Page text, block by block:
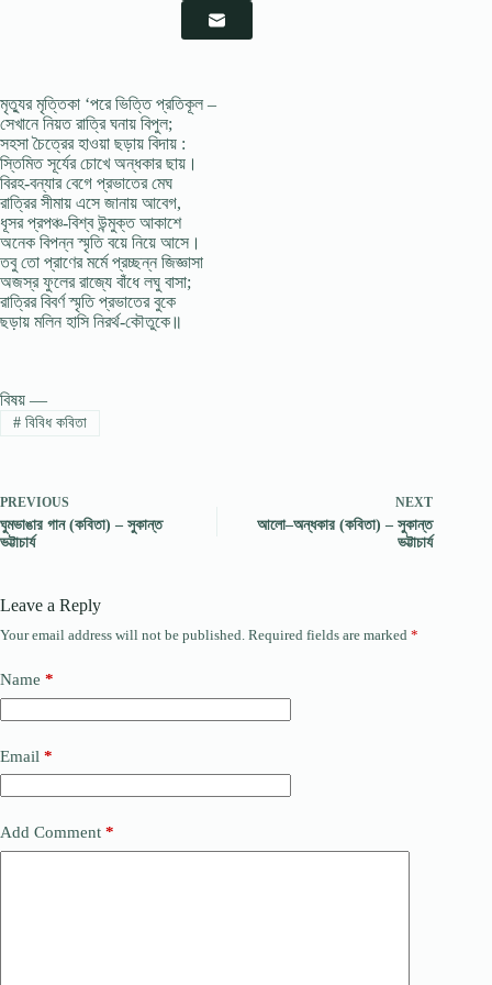
মৃত্যুর মৃত্তিকা ‘পরে ভিত্তি প্রতিকূল –
সেখানে নিয়ত রাত্রি ঘনায় বিপুল;
সহসা চৈত্রের হাওয়া ছড়ায় বিদায় :
স্তিমিত সূর্যের চোখে অন্ধকার ছায়।
বিরহ-বন্যার বেগে প্রভাতের মেঘ
রাত্রির সীমায় এসে জানায় আবেগ,
ধূসর প্রপঞ্চ-বিশ্ব উন্মুক্ত আকাশে
অনেক বিপন্ন স্মৃতি বয়ে নিয়ে আসে।
তবু তো প্রাণের মর্মে প্রচ্ছন্ন জিজ্ঞাসা
অজস্র ফুলের রাজ্যে বাঁধে লঘু বাসা;
রাত্রির বিবর্ণ স্মৃতি প্রভাতের বুকে
ছড়ায় মলিন হাসি নিরর্থ-কৌতুকে॥
বিষয় —
#বিবিধ কবিতা
PREVIOUS
ঘুমভাঙার গান (কবিতা) – সুকান্ত
ভট্টাচার্য
NEXT
আলো–অন্ধকার (কবিতা) – সুকান্ত
ভট্টাচার্য
Leave a Reply
Your email address will not be published. Required fields are marked *
Name *
Email *
Add Comment *